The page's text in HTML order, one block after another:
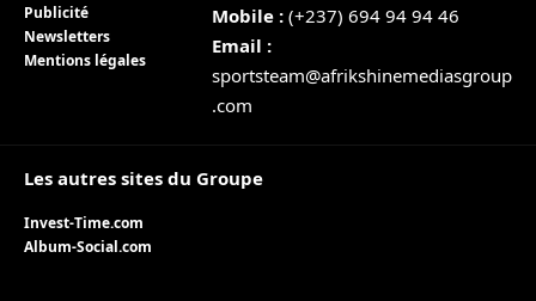
Publicité
Newsletters
Mentions légales
Mobile : (+237) 694 94 94 46
Email :
sportsteam@afrikshinemediasgroup
.com
Les autres sites du Groupe
Invest-Time.com
Album-Social.com